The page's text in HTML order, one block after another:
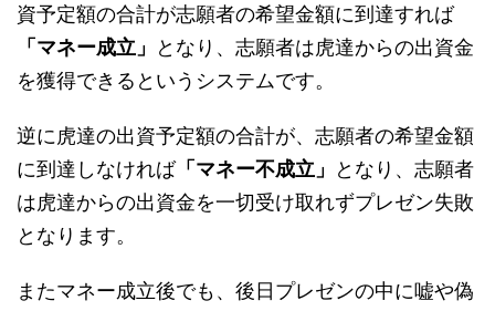
資予定額の合計が志願者の希望金額に到達すれば
「マネー成立」
となり、志願者は虎達からの出資金
を獲得できるというシステムです。
逆に虎達の出資予定額の合計が、志願者の希望金額
に到達しなければ「マネー不成立」
となり、志願者
は虎達からの出資金を一切受け取れずプレゼン失敗
となります。
またマネー成立後でも、後日プレゼンの中に嘘や偽